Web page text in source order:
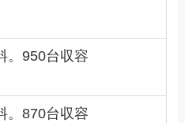
。950台収容
。870台収容